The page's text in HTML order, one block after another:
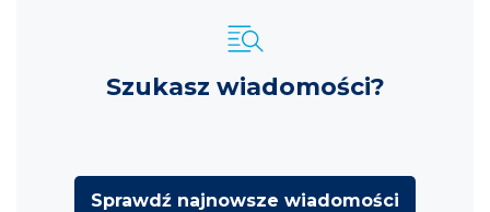
Szukasz wiadomości?
Sprawdź najnowsze wiadomości